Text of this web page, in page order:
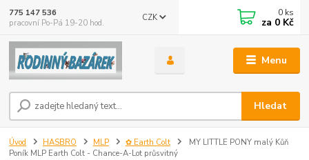
Menu
CZK
Hledat
775 147 536
pracovní Po-Pá 19-20 hod.
0 ks
za 0 Kč
Úvod HASBRO MLP ✿ Earth Colt
MY LITTLE PONY malý Kůň
Poník MLP Earth Colt - Chance-A-Lot průsvitný